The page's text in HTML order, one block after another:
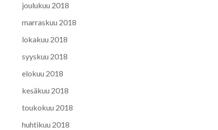
joulukuu 2018
marraskuu 2018
lokakuu 2018
syyskuu 2018
elokuu 2018
kesäkuu 2018
toukokuu 2018
huhtikuu 2018